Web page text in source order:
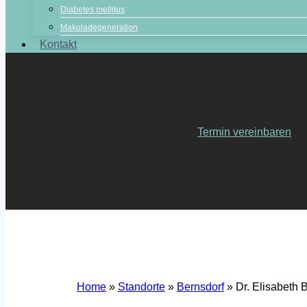
Diabetes mellitus
Makuladegeneration
Kontakt
Termin vereinbaren
Home » Standorte » Bernsdorf» Dr. Elisabeth